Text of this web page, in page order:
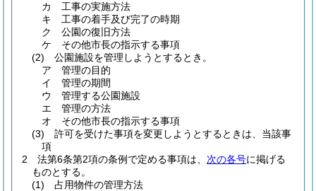
カ
工事の実施方法
キ
工事の着手及び完了の時期
ク
公園の復旧方法
ケ
その他市長の指示する事項
(2)
公園施設を管理しようとするとき。
ア
管理の目的
イ
管理の期間
ウ
管理する公園施設
エ
管理の方法
オ
その他市長の指示する事項
(3)
許可を受けた事項を変更しようとするときは、当該事
項
2
法第6条第2項の条例で定める事項は、 次の各号に掲げる
ものとする。
(1)
占用物件の管理方法